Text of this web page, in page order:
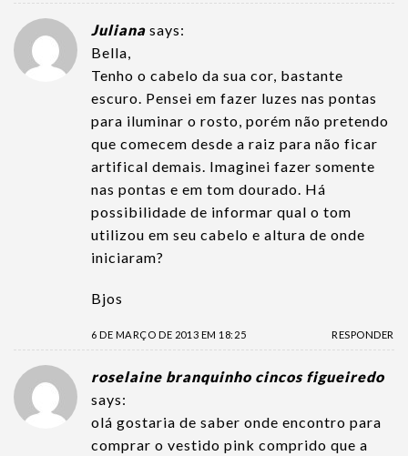
Juliana says:
Bella,
Tenho o cabelo da sua cor, bastante
escuro. Pensei em fazer luzes nas pontas
para iluminar o rosto, porém não pretendo
que comecem desde a raiz para não ficar
artifical demais. Imaginei fazer somente
nas pontas e em tom dourado. Há
possibilidade de informar qual o tom
utilizou em seu cabelo e altura de onde
iniciaram?
Bjos
6 DE MARÇO DE 2013 EM 18:25 RESPONDER
roselaine branquinho cincos figueiredo
says:
olá gostaria de saber onde encontro para
comprar o vestido pink comprido que a